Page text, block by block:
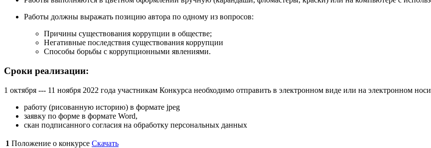
Работы должны выражать позицию автора по одному из вопросов:
Причины существования коррупции в обществе;
Негативные последствия существования коррупции
Способы борьбы с коррупционными явлениями.
Сроки реализации:
1 октября --- 11 ноября 2022 года участникам Конкурса необходимо отправить в электронном виде или на электронном
работу (рисованную историю) в формате jpeg
заявку по форме в формате Word,
скан подписанного согласия на обработку персональных данных
1 Положение о конкурсе Скачать